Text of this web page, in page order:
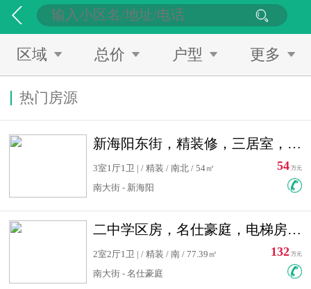
区域 总价 户型 更多
热门房源
新海阳东街，精装修，三居室，南北通透，拎包入住，单价低
3室1厅1卫 | / 精装 / 南北 / 54㎡
南大街 - 新海阳
54 万元
二中学区房，名仕豪庭，电梯房，双南卧室，单价低，急售
2室2厅1卫 | / 精装 / 南 / 77.39㎡
南大街 - 名仕豪庭
132 万元